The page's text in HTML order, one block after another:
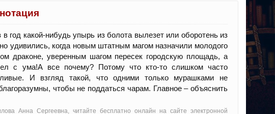
год какой-нибудь упырь из болота вылезет или оборотень из
удивились, когда новым штатным магом назначили молодого
драконе, уверенным шагом пересек городскую площадь, а
с ума!А все почему? Потому что кто-то слишком часто
И взгляд такой, что одними только мурашками не
чтобы не поддаться чарам. Главное – объяснить
Анна Сергеевна, читайте бесплатно онлайн на сайте электронной